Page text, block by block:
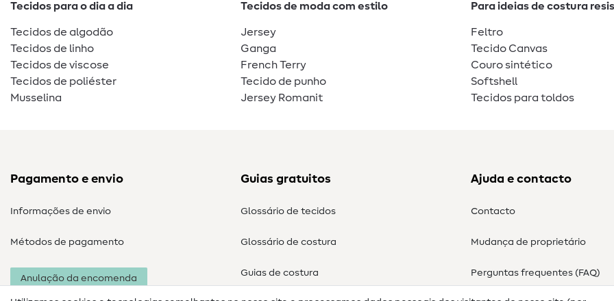
Tecidos para o dia a dia
Tecidos de algodão
Tecidos de linho
Tecidos de viscose
Tecidos de poliéster
Musselina
Tecidos de moda com estilo
Jersey
Ganga
French Terry
Tecido de punho
Jersey Romanit
Para ideias de costura
Feltro
Tecido Canvas
Couro sintético
Softshell
Tecidos para toldos
Pagamento e envio
Informações de envio
Métodos de pagamento
Anulação da encomenda
Guias gratuitos
Glossário de tecidos
Glossário de costura
Guias de costura
Ajuda e contacto
Contacto
Mudança de proprietário
Perguntas frequentes (FAQ)